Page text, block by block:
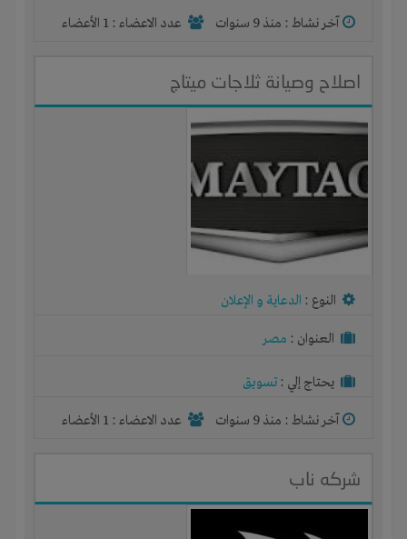
آخر نشاط : منذ 9 سنوات عدد الاعضاء : 1 الأعضاء
اصلاح وصيانة ثلاجات ميتاج
النوع : الدعاية و الإعلان
العنوان : مصر
يحتاج إلي : تسويق
آخر نشاط : منذ 9 سنوات عدد الاعضاء : 1 الأعضاء
شركه ناب